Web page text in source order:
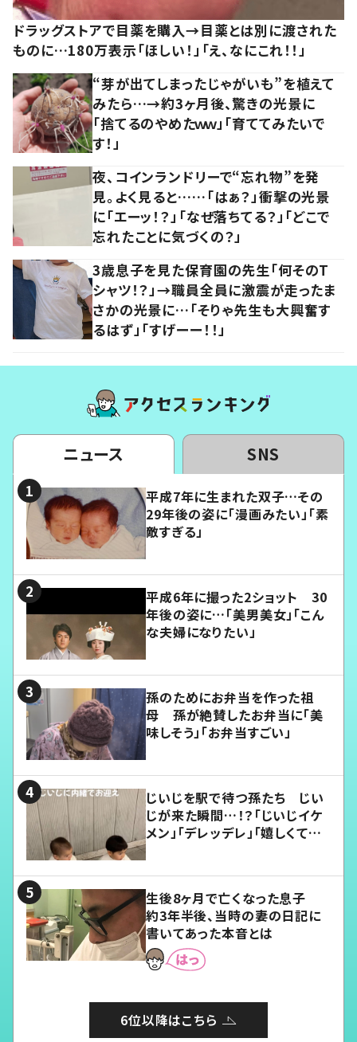
ドラッグストアで目薬を購入→目薬とは別に渡された
ものに…180万表示「ほしい！」「え、なにこれ！！」
“芽が出てしまったじゃがいも”を植えて
みたら…→約3ヶ月後、驚きの光景に
「捨てるのやめたｗｗ」「育ててみたいで
す！」
夜、コインランドリーで“忘れ物”を発
見。よく見ると……「はぁ？」衝撃の光景
に「エーッ！？」「なぜ落ちてる？」「どこで
忘れたことに気づくの？」
3歳息子を見た保育園の先生「何そのT
シャツ！？」→職員全員に激震が走ったま
さかの光景に…「そりゃ先生も大興奮す
るはず」「すげーー！！」
ニュース SNS
平成7年に生まれた双子…その
29年後の姿に「漫画みたい」「素
敵すぎる」
平成6年に撮った2ショット 30
年後の姿に…「美男美女」「こん
な夫婦になりたい」
孫のためにお弁当を作った祖
母 孫が絶賛したお弁当に「美
味しそう」「お弁当すごい」
じいじを駅で待つ孫たち じい
じが来た瞬間…！？「じいじイケ
メン」「デレッデレ」「嬉しくて可
生後8ヶ月で亡くなった息子
約3年半後、当時の妻の日記に
書いてあった本音とは
6位以降はこちら